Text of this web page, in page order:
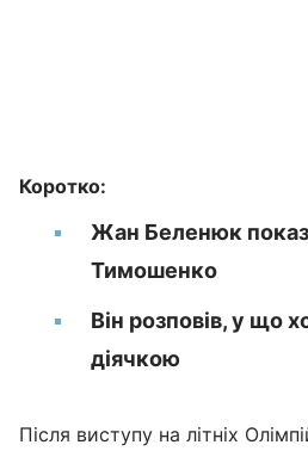
Коротко:
Жан Беленюк
Тимошенко
Він розповів, у що
діячкою
Після виступу на літніх